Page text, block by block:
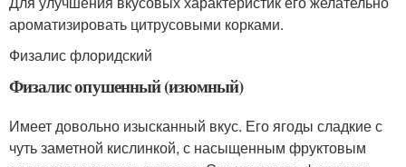
ароматизировать цитрусовыми корками.
Физалис флоридский
Физалис опушенный (изюмный)
Имеет довольно изысканный вкус. Его ягоды сладкие с
чуть заметной кислинкой, с насыщенным фруктовым